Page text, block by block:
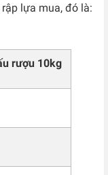
lựa mua, đó là:
rượu 10kg